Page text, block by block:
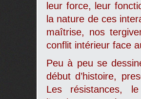
leur force, leur
la nature de ces
maîtrise, nos
conflit intérieur face
Peu à peu se
début d’histoire,
Les résistances,